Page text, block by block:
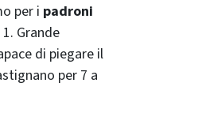
per i padroni
Grande
di piegare il
per 7 a